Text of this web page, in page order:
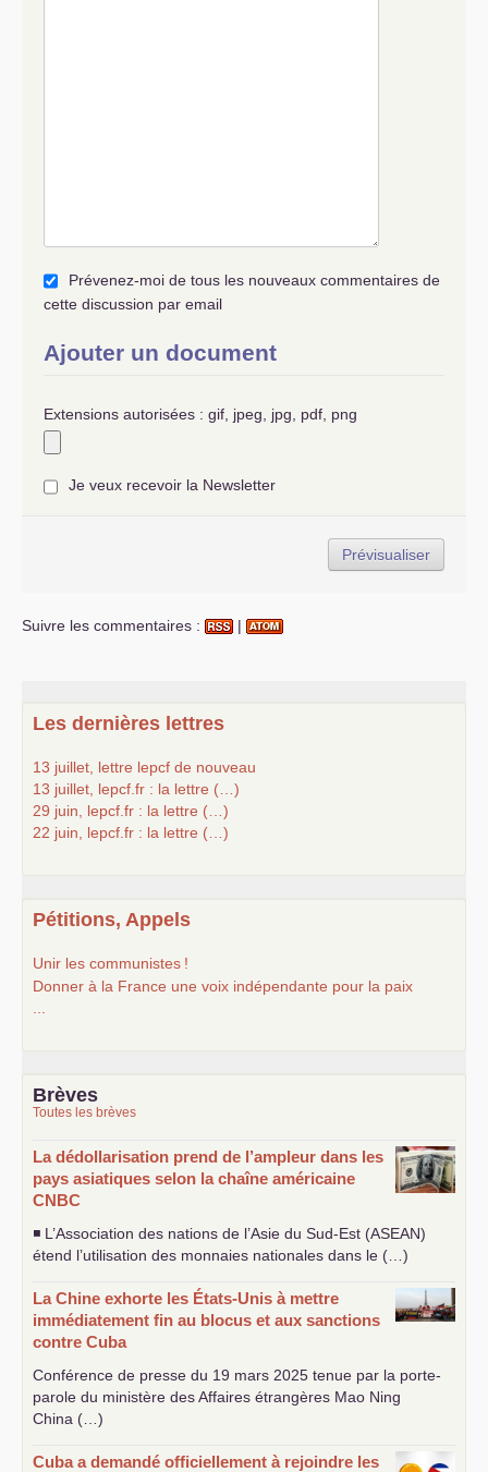
Prévenez-moi de tous les nouveaux commentaires de
cette discussion par email
Ajouter un document
Extensions autorisées : gif, jpeg, jpg, pdf, png
Je veux recevoir la Newsletter
Suivre les commentaires : |
Les dernières lettres
13 juillet, lettre lepcf de nouveau
13 juillet, lepcf.fr : la lettre (…)
29 juin, lepcf.fr : la lettre (…)
22 juin, lepcf.fr : la lettre (…)
Pétitions, Appels
Unir les communistes !
Donner à la France une voix indépendante pour la paix
Brèves
Toutes les brèves
La dédollarisation prend de l’ampleur dans les
pays asiatiques selon la chaîne américaine
CNBC
◾ L’Association des nations de l’Asie du Sud-Est (ASEAN)
étend l’utilisation des monnaies nationales dans le (…)
La Chine exhorte les États-Unis à mettre
immédiatement fin au blocus et aux sanctions
contre Cuba
Conférence de presse du 19 mars 2025 tenue par la porte-
parole du ministère des Affaires étrangères Mao Ning
China (…)
Cuba a demandé officiellement à rejoindre les